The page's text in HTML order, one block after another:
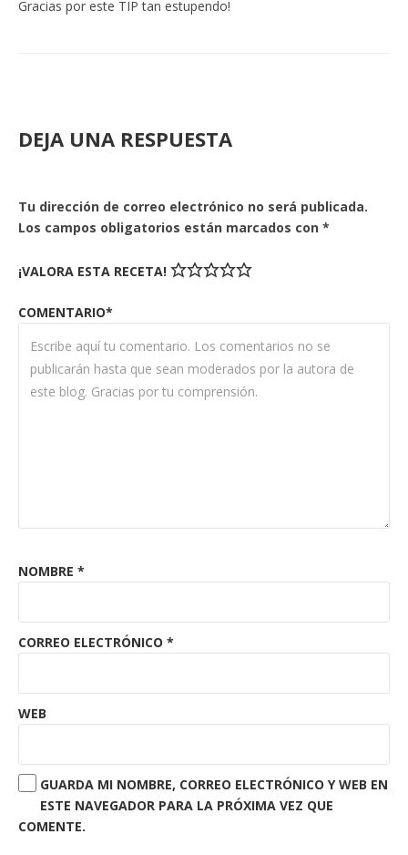
Gracias por este TIP tan estupendo!
DEJA UNA RESPUESTA
Tu dirección de correo electrónico no será publicada.
Los campos obligatorios están marcados con *
¡VALORA ESTA RECETA!
COMENTARIO*
NOMBRE *
CORREO ELECTRÓNICO *
WEB
GUARDA MI NOMBRE, CORREO ELECTRÓNICO Y WEB EN
ESTE NAVEGADOR PARA LA PRÓXIMA VEZ QUE
COMENTE.